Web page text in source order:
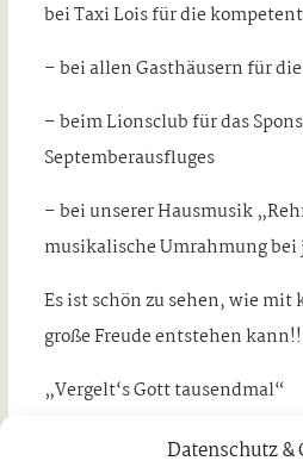
Datenschutz &
bei Taxi Lois für die
– bei allen Gasthäusern für
– beim Lionsclub für das
Septemberausfluges
– bei unserer Hausmusik
musikalische Umrahmung bei
Es ist schön zu sehen, wie mit
große Freude entstehen kann!!
„Vergelt‘s Gott tausendmal“